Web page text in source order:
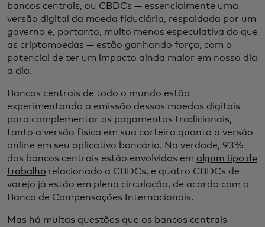
bancos centrais, ou CBDCs — essencialmente uma
versão digital da moeda fiduciária, respaldada por um
governo e, portanto, muito menos especulativa do que
as criptomoedas — estão ganhando força, com o
potencial de ter um impacto ainda maior em nosso dia
a dia.
Bancos centrais de todo o mundo estão
experimentando a emissão dessas moedas digitais
para complementar os pagamentos tradicionais,
tanto a versão física em sua carteira quanto a versão
online em seu aplicativo bancário. Na verdade, 93%
dos bancos centrais estão envolvidos em algum tipo de
trabalho relacionado a CBDCs, e quatro CBDCs de
varejo já estão em plena circulação, de acordo com o
Banco de Compensações Internacionais.
Mas há muitas questões que os bancos centrais